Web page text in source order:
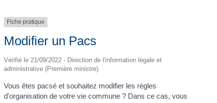
Fiche pratique
Modifier un Pacs
Vérifié le 21/09/2022 - Direction de l'information légale et
administrative (Première ministre)
Vous êtes pacsé et souhaitez modifier les règles
d'organisation de votre vie commune ? Dans ce cas, vous